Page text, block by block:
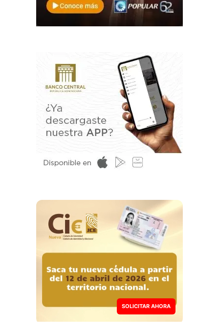
SOLICITAR AHORA